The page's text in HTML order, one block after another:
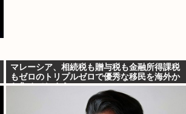
マレーシア、相続税も贈与税も金融所得課税
もゼロのトリプルゼロで優秀な移民を海外か
ら集めてしまう…